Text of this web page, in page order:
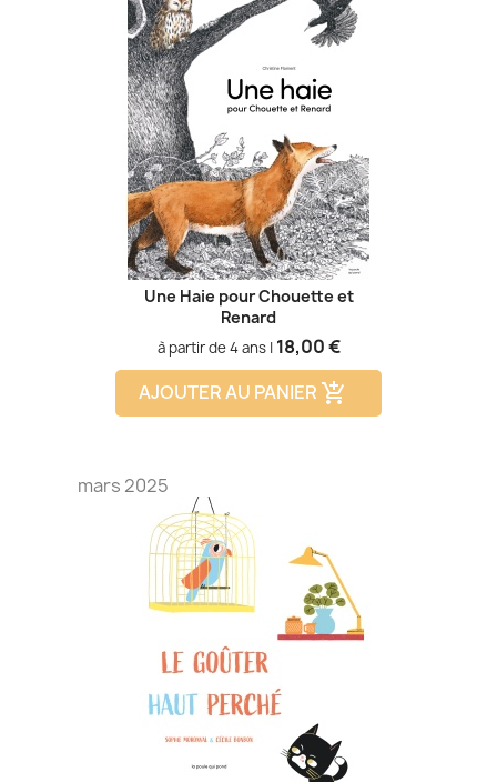
Une Haie pour Chouette et
Renard
à partir de 4 ans | Prix
18,00 €
AJOUTER AU PANIER add_shopping_cart
mars 2025